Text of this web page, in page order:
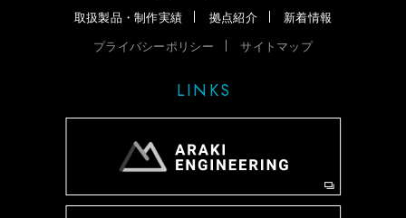
取扱製品・制作実績
拠点紹介
新着情報
プライバシーポリシー
サイトマップ
LINKS